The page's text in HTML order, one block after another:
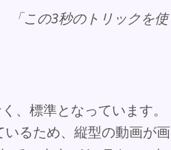
「この3秒のトリックを使
、標準となっています。
るため、縦型の動画が画